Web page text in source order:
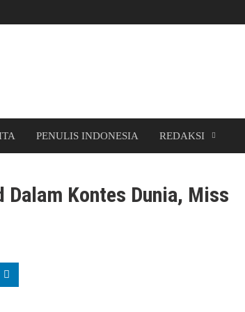
PENULIS INDONESIA REDAKSI
Dalam Kontes Dunia, Miss